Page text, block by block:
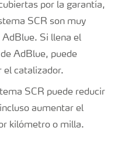
por la garantía,
SCR son muy
AdBlue. Si llena el
AdBlue, puede
el catalizador.
SCR puede reducir
aumentar el
kilómetro o milla.